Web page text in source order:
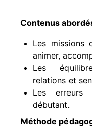
Contenus
Les missions
animer,
Les
relations et
Les erreurs
débutant.
Méthode